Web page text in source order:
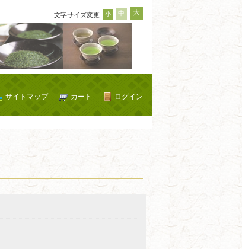
文字サイズ変更 小 中 大
ログイン
カート
サイトマップ